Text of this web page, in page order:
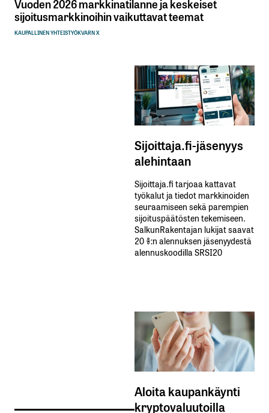
Vuoden 2026 markkinatilanne ja keskeiset
sijoitusmarkkinoihin vaikuttavat teemat
KAUPALLINEN YHTEISTYÖKVARN X
Sijoittaja.fi-jäsenyys
alehintaan
Sijoittaja.fi tarjoaa kattavat
työkalut ja tiedot markkinoiden
seuraamiseen sekä parempien
sijoituspäätösten tekemiseen.
SalkunRakentajan lukijat saavat
20 %:n alennuksen jäsenyydestä
alennuskoodilla SRSI20
Aloita kaupankäynti
kryptovaluutoilla